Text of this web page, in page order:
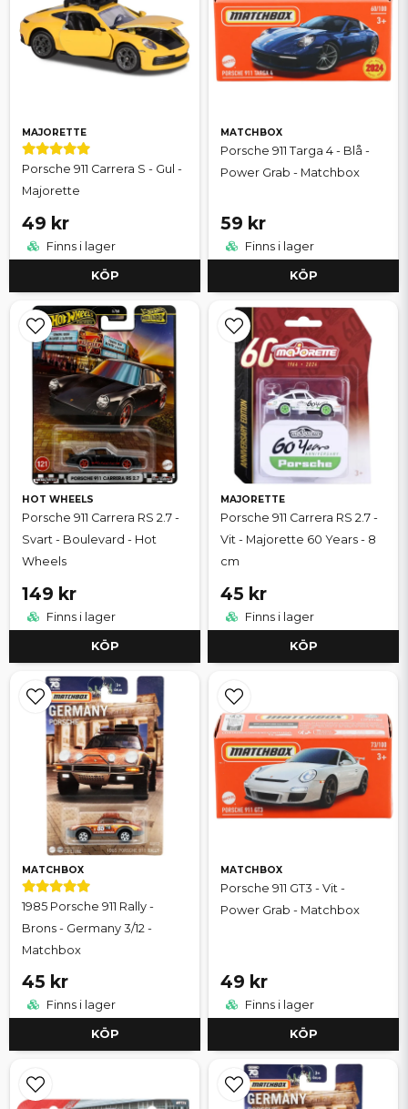
MAJORETTE
Porsche 911 Carrera S - Gul -
Majorette
49 kr
Finns i lager
KÖP
MATCHBOX
Porsche 911 Targa 4 - Blå -
Power Grab - Matchbox
59 kr
Finns i lager
KÖP
HOT WHEELS
Porsche 911 Carrera RS 2.7 -
Svart - Boulevard - Hot
Wheels
149 kr
Finns i lager
KÖP
MAJORETTE
Porsche 911 Carrera RS 2.7 -
Vit - Majorette 60 Years - 8
cm
45 kr
Finns i lager
KÖP
MATCHBOX
1985 Porsche 911 Rally -
Brons - Germany 3/12 -
Matchbox
45 kr
Finns i lager
KÖP
MATCHBOX
Porsche 911 GT3 - Vit -
Power Grab - Matchbox
49 kr
Finns i lager
KÖP